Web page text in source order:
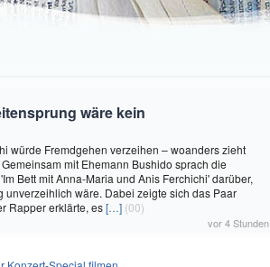
wäre kein
würde Fremdgehen verzeihen – woanders zieht
mit Ehemann Bushido sprach die
Bett mit Anna-Maria und Anis Ferchichi' darüber,
unverzeihlich wäre. Dabei zeigte sich das Paar
Rapper erklärte, es[…] (00)
vor 4 Stunden